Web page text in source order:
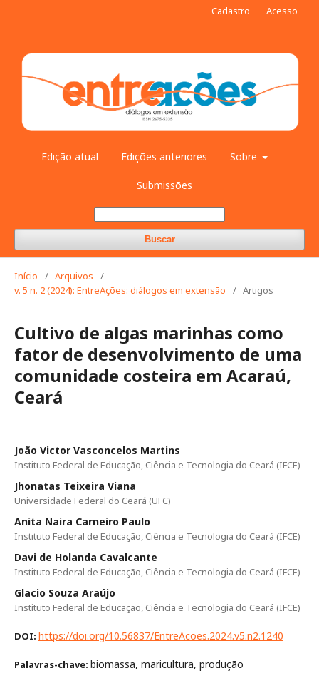
Edição atual Edições anteriores Sobre
Submissões
Buscar
Cadastro Acesso
Início / Arquivos
/
v. 5 n. 2 (2024): EntreAções: diálogos em extensão
/ Artigos
Cultivo de algas marinhas como
fator de desenvolvimento de uma
comunidade costeira em Acaraú,
Ceará
João Victor Vasconcelos Martins
Instituto Federal de Educação, Ciência e Tecnologia do Ceará (IFCE)
Jhonatas Teixeira Viana
Universidade Federal do Ceará (UFC)
Anita Naira Carneiro Paulo
Instituto Federal de Educação, Ciência e Tecnologia do Ceará (IFCE)
Davi de Holanda Cavalcante
Instituto Federal de Educação, Ciência e Tecnologia do Ceará (IFCE)
Glacio Souza Araújo
Instituto Federal de Educação, Ciência e Tecnologia do Ceará (IFCE)
DOI: https://doi.org/10.56837/EntreAcoes.2024.v5.n2.1240
Palavras-chave: biomassa, maricultura, produção